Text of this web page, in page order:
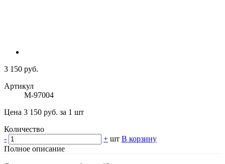
3 150 руб.
Артикул
М-97004
Цена 3 150 руб. за 1 шт
Количество
-
+ шт В корзину
Полное описание